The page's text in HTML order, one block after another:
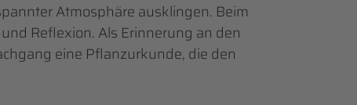
Atmosphäre ausklingen. Beim
Reflexion. Als Erinnerung an den
eine Pflanzurkunde, die den